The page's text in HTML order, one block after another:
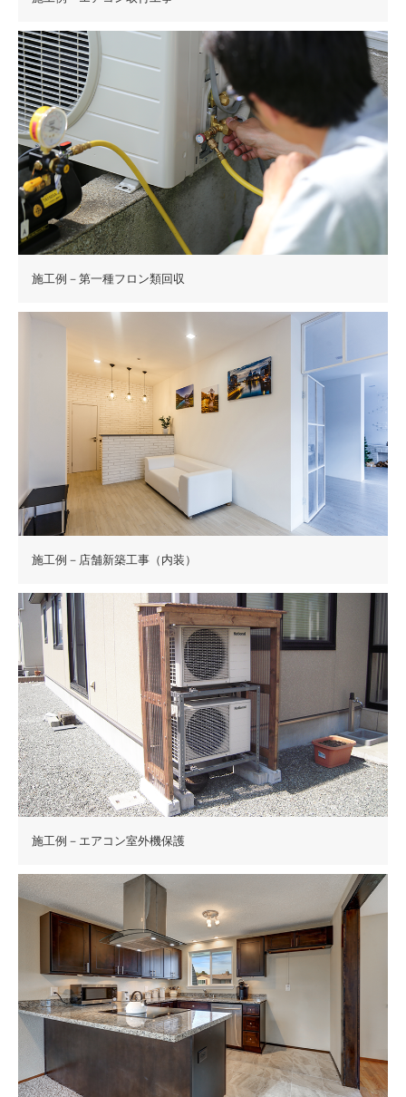
施工例－第一種フロン類回収
施工例－店舗新築工事（内装）
施工例－エアコン室外機保護